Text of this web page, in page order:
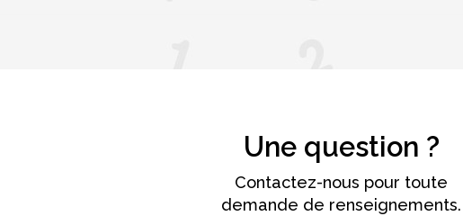
Une question ?
Contactez-nous pour toute
demande de renseignements.